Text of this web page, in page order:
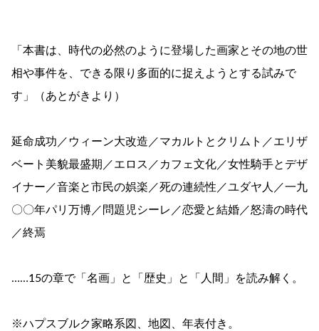
「本書は、時代の必然のように登場した画家とその地の世
相や事件を、できる限り多面的に捉えようとする試みで
す」（あとがきより）
延命成功／ウィーン大改造／マカルトとクリムト／エリザ
ベート美貌最盛期／エロス／カフェ文化／女性騎手とデザ
イナー／音楽と市民の娯楽／死の連続性／ユダヤ人／一九
〇〇年パリ万博／問題児シーレ／恋愛と結婚／怒濤の時代
／終焉
……15の章で「名画」と「歴史」と「人間」を読み解く。
※ハプスブルク家略系図、地図、年表付き。